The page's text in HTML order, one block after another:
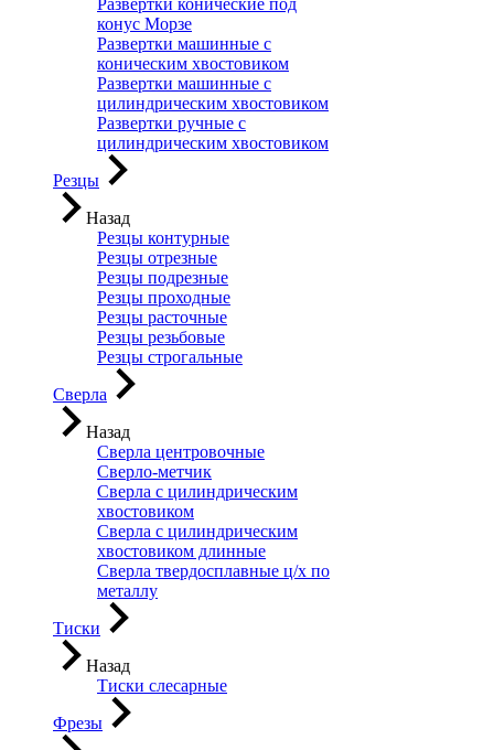
Развертки конические под
конус Морзе
Развертки машинные с
коническим хвостовиком
Развертки машинные с
цилиндрическим хвостовиком
Развертки ручные с
цилиндрическим хвостовиком
Резцы
Назад
Резцы контурные
Резцы отрезные
Резцы подрезные
Резцы проходные
Резцы расточные
Резцы резьбовые
Резцы строгальные
Сверла
Назад
Сверла центровочные
Сверло-метчик
Сверла с цилиндрическим
хвостовиком
Сверла с цилиндрическим
хвостовиком длинные
Сверла твердосплавные ц/х по
металлу
Тиски
Назад
Тиски слесарные
Фрезы